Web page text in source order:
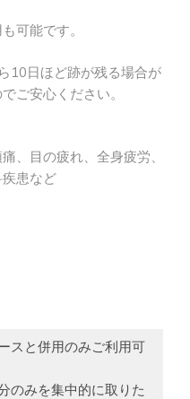
可能です。
10日ほど跡が残る場合が
ご安心ください。
、目の疲れ、全身疲労、
患など
スと併用のみご利用可
のみを集中的に取りた